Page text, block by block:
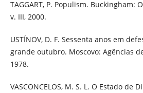
TAGGART, P. Populism. Buckingham:
v. III, 2000.
USTÍNOV, D. F. Sessenta anos em
grande outubro. Moscovo: Agências
1978.
VASCONCELOS, M. S. L. O Estado de